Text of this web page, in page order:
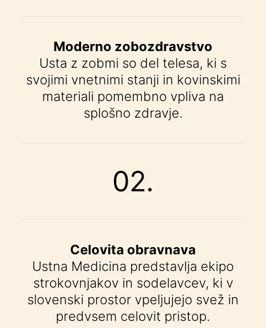
Moderno zobozdravstvo
Usta z zobmi so del telesa, ki s
svojimi vnetnimi stanji in kovinskimi
materiali pomembno vpliva na
splošno zdravje.
02.
Celovita obravnava
Ustna Medicina predstavlja ekipo
strokovnjakov in sodelavcev, ki v
slovenski prostor vpeljujejo svež in
predvsem celovit pristop.